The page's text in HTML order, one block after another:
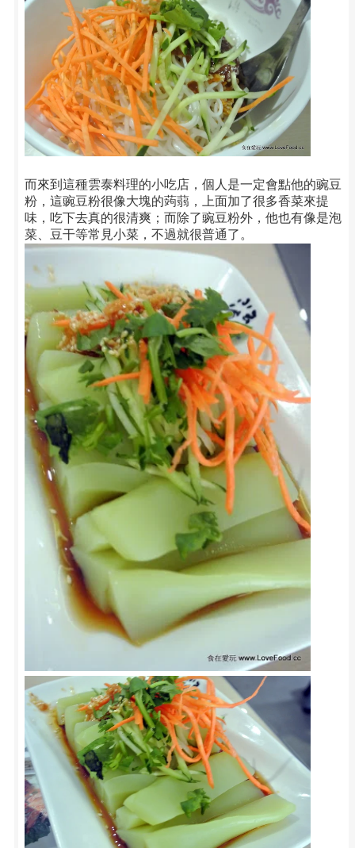
而來到這種雲泰料理的小吃店，個人是一定會點他的豌豆
粉，這豌豆粉很像大塊的蒟蒻，上面加了很多香菜來提
味，吃下去真的很清爽；而除了豌豆粉外，他也有像是泡
菜、豆干等常見小菜，不過就很普通了。